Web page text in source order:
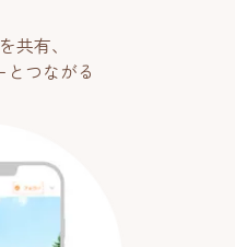
共有、
つながる